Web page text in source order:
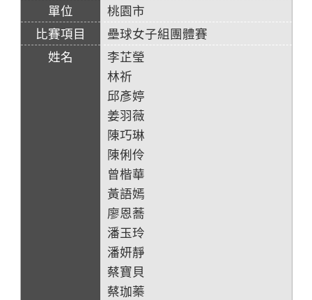
桃園市
壘球女子組團體賽
李芷瑩
林祈
邱彥婷
姜羽薇
陳巧琳
陳俐伶
曾楷華
黃語嫣
廖恩蕎
潘玉玲
潘妍靜
蔡寶貝
蔡珈蓁